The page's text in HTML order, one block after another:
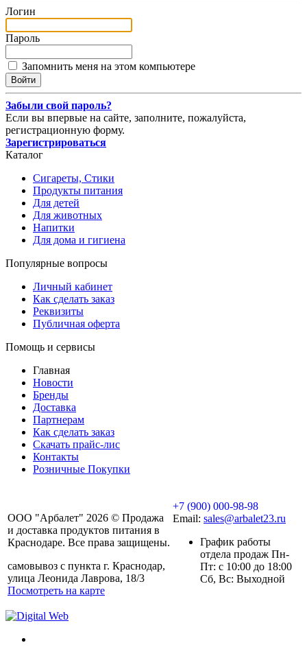
Логин
Пароль
Запомнить меня на этом компьютере
Забыли свой пароль?
Если вы впервые на сайте, заполните, пожалуйста,
регистрационную форму.
Зарегистрироваться
Каталог
Сигареты, Стики
Продукты питания
Для детей
Для животных
Напитки
Для дома и гигиена
Популярные вопросы
Личный кабинет
Как сделать заказ
Реквизиты
Публичная оферта
Помощь и сервисы
Главная
Новости
Бренды
Доставка
Партнерам
Как сделать заказ
Скачать прайс-лис
Контакты
Розничные Покупки
ООО "Арбалет" 2026 © Продажа
и доставка продуктов питания в
Краснодаре. Все права защищены.
самовывоз с пункта г. Краснодар,
улица Леонида Лаврова, 18/3
Посмотреть на карте
+7 (900) 000-98-98
Email: sales@arbalet23.ru
График работы
отдела продаж Пн-
Пт: с 10:00 до 18:00
Сб, Вс: Выходной